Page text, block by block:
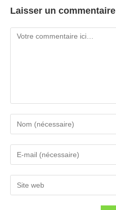
Laisser un commentaire